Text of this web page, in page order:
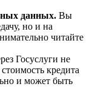
данных. Вы
но и на
читайте
Госуслуги не
кредита
и может быть